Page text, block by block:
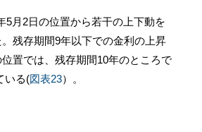
月2日の位置から若干の上下動を
残存期間9年以下での金利の上昇
置では、残存期間10年のところで
いる(図表23）。